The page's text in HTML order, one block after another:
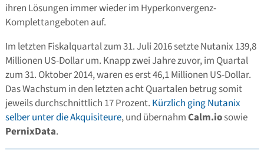
ihren Lösungen immer wieder im Hyperkonvergenz-
Komplettangeboten auf.
Im letzten Fiskalquartal zum 31. Juli 2016 setzte Nutanix 139,8
Millionen US-Dollar um. Knapp zwei Jahre zuvor, im Quartal
zum 31. Oktober 2014, waren es erst 46,1 Millionen US-Dollar.
Das Wachstum in den letzten acht Quartalen betrug somit
jeweils durchschnittlich 17 Prozent. Kürzlich ging Nutanix
selber unter die Akquisiteure, und übernahmCalm.iosowie
PernixData.